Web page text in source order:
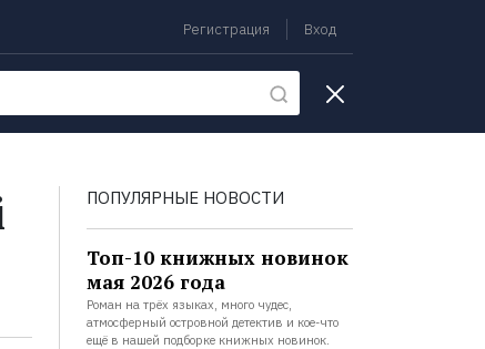
Регистрация Вход
ПОПУЛЯРНЫЕ НОВОСТИ
Топ-10 книжных новинок
мая 2026 года
Роман на трёх языках, много чудес,
атмосферный островной детектив и кое-что
ещё в нашей подборке книжных новинок.